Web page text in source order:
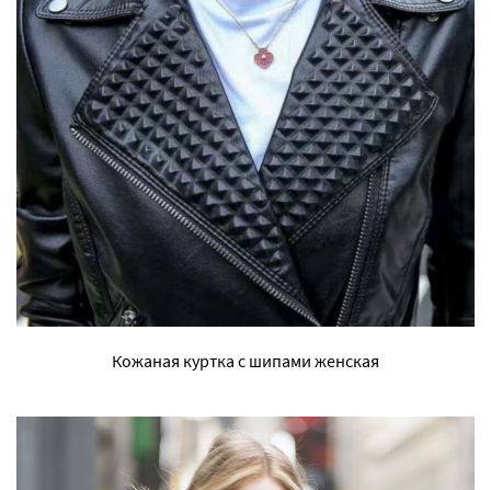
Кожаная куртка с шипами женская